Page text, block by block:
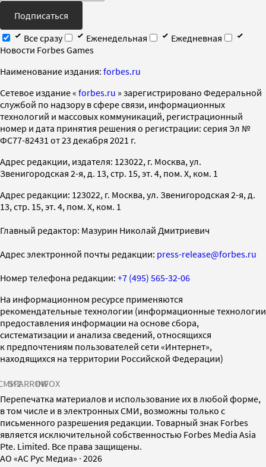
Подписаться
Все сразу
Еженедельная
Ежедневная
Новости Forbes Games
Наименование издания: forbes.ru
Cетевое издание « forbes.ru » зарегистрировано Федеральной
службой по надзору в сфере связи, информационных
технологий и массовых коммуникаций, регистрационный
номер и дата принятия решения о регистрации: серия Эл №
ФС77-82431 от 23 декабря 2021 г.
Адрес редакции, издателя: 123022, г. Москва, ул.
Звенигородская 2-я, д. 13, стр. 15, эт. 4, пом. X, ком. 1
Адрес редакции: 123022, г. Москва, ул. Звенигородская 2-я, д.
13, стр. 15, эт. 4, пом. X, ком. 1
Главный редактор: Мазурин Николай Дмитриевич
Адрес электронной почты редакции: press-release@forbes.ru
Номер телефона редакции: +7 (495) 565-32-06
На информационном ресурсе применяются
рекомендательные технологии (информационные технологии
предоставления информации на основе сбора,
систематизации и анализа сведений, относящихся
к предпочтениям пользователей сети «Интернет»,
находящихся на территории Российской Федерации)
SPARROWINFOX
Перепечатка материалов и использование их в любой форме,
в том числе и в электронных СМИ, возможны только с
письменного разрешения редакции. Товарный знак Forbes
является исключительной собственностью Forbes Media Asia
Pte. Limited. Все права защищены.
AO «АС Рус Медиа» · 2026